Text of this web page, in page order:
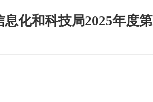
化和科技局2025年度